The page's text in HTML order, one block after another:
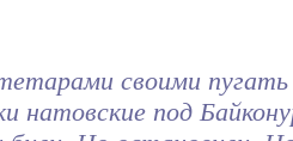
своими
натовские под